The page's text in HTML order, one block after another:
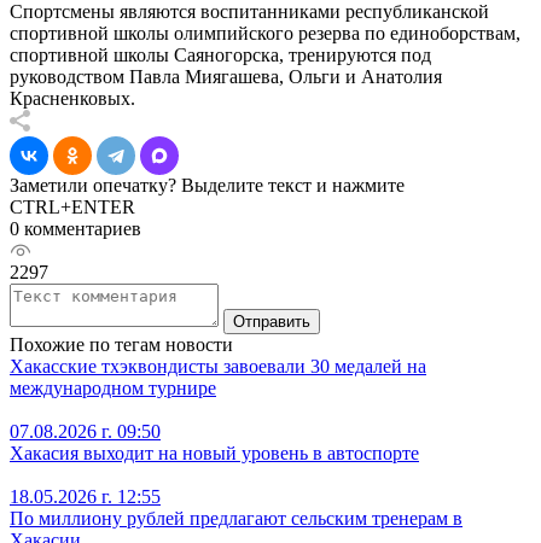
Спортсмены являются воспитанниками республиканской
спортивной школы олимпийского резерва по единоборствам,
спортивной школы Саяногорска, тренируются под
руководством Павла Миягашева, Ольги и Анатолия
Красненковых.
Заметили опечатку? Выделите текст и нажмите
CTRL+ENTER
0 комментариев
2297
Отправить
Похожие по тегам новости
Хакасские тхэквондисты завоевали 30 медалей на
международном турнире
07.08.2026 г. 09:50
Хакасия выходит на новый уровень в автоспорте
18.05.2026 г. 12:55
По миллиону рублей предлагают сельским тренерам в